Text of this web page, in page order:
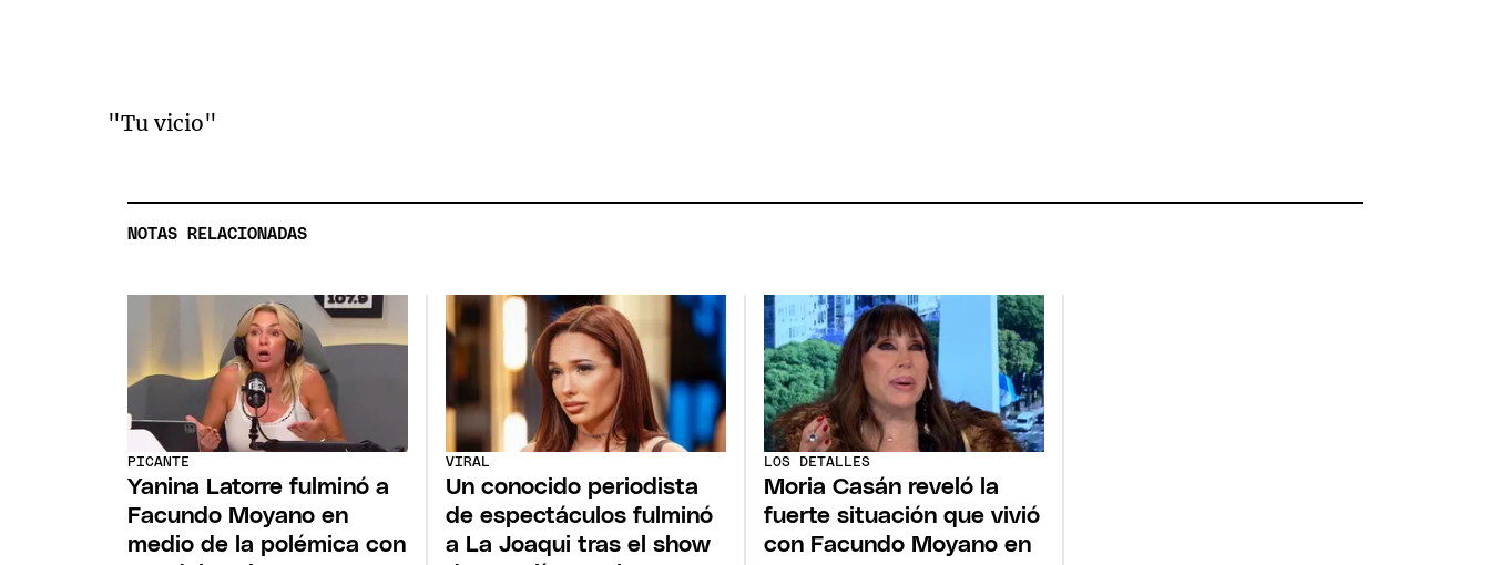
"Tu vicio"
NOTAS RELACIONADAS
PICANTE
Yanina Latorre fulminó a
Facundo Moyano en
medio de la polémica con
VIRAL
Un conocido periodista
de espectáculos fulminó
a La Joaqui tras el show
LOS DETALLES
Moria Casán reveló la
fuerte situación que vivió
con Facundo Moyano en